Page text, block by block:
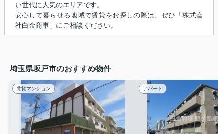
い世代に人気のエリアです。
安心して暮らせる地域で賃貸をお探しの際は、ぜひ「株式会
社白金商事」にご相談ください。
埼玉県坂戸市のおすすめ物件
賃貸マンション アパート